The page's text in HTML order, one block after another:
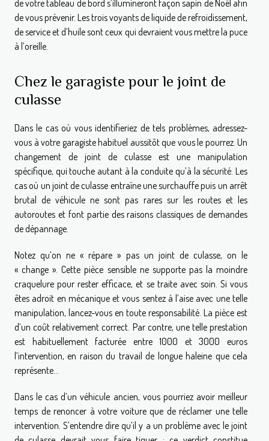
de votre tableau de bord s’illumineront façon sapin de Noël afin
de vous prévenir. Les trois voyants de liquide de refroidissement,
de service et d’huile sont ceux qui devraient vous mettre la puce
à l’oreille.
Chez le garagiste pour le joint de
culasse
Dans le cas où vous identifieriez de tels problèmes, adressez-
vous à votre garagiste habituel aussitôt que vous le pourrez. Un
changement de joint de culasse est une manipulation
spécifique, qui touche autant à la conduite qu’à la sécurité. Les
cas où un joint de culasse entraîne une surchauffe puis un arrêt
brutal de véhicule ne sont pas rares sur les routes et les
autoroutes et font partie des raisons classiques de demandes
de dépannage.
Notez qu’on ne « répare » pas un joint de culasse, on le
« change ». Cette pièce sensible ne supporte pas la moindre
craquelure pour rester efficace, et se traite avec soin. Si vous
êtes adroit en mécanique et vous sentez à l’aise avec une telle
manipulation, lancez-vous en toute responsabilité. La pièce est
d’un coût relativement correct. Par contre, une telle prestation
est habituellement facturée entre 1000 et 3000 euros
l’intervention, en raison du travail de longue haleine que cela
représente…
Dans le cas d’un véhicule ancien, vous pourriez avoir meilleur
temps de renoncer à votre voiture que de réclamer une telle
intervention. S’entendre dire qu’il y a un problème avec le joint